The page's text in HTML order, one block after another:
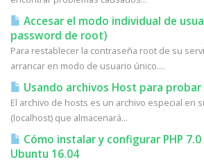
Accesar el modo individual de
password de root)
Para restablecer la contraseña root de su
arrancar en modo de usuario único....
Usando archivos Host para
El archivo de hosts es un archivo especial en
(localhost) que almacenará...
Cómo instalar y configurar PHP 7.0
Ubuntu 16.04